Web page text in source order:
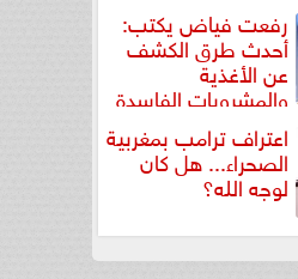
رفعت فياض يكتب:
أحدث طرق الكشف
عن الأغذية
والمشروبات الفاسدة
اعتراف ترامب بمغربية
الصحراء... هل كان
لوجه الله؟